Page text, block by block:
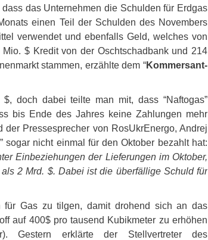
das Unternehmen die Schulden für Erdgas
einen Teil der Schulden des Novembers
verwendet und ebenfalls Geld, welches von
$ Kredit von der Oschtschadbank und 214
stammen, erzählte dem “Kommersant-
doch dabei teilte man mit, dass “Naftogas”
bis Ende des Jahres keine Zahlungen mehr
Pressesprecher von RosUkrEnergo, Andrej
sogar nicht einmal für den Oktober bezahlt hat:
Einbeziehungen der Lieferungen im Oktober,
2 Mrd. $. Dabei ist die überfällige Schuld für
für Gas zu tilgen, damit drohend sich an das
auf 400$ pro tausend Kubikmeter zu erhöhen
Gestern erklärte der Stellvertreter des